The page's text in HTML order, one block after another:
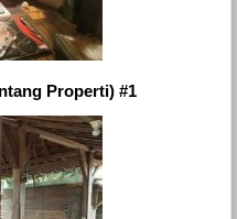
Properti) #1